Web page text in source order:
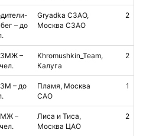
– до
Gryadka СЗАО,
Москва СЗАО
2
–
Khromushkin_Team,
Калуга
2
– до
Пламя, Москва
САО
1
–
Лиса и Тиса,
Москва ЦАО
2